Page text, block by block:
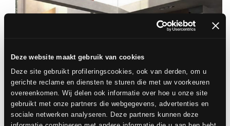
Deze website maakt gebruik van cookies
Deze site gebruikt profileringscookies, ook van derden, om u
gerichte reclame en diensten te sturen die met uw voorkeuren
overeenkomen. Wij delen ook informatie over hoe u onze site
gebruikt met onze partners die webgegevens, advertenties en
sociale netwerken analyseren. Deze partners kunnen deze